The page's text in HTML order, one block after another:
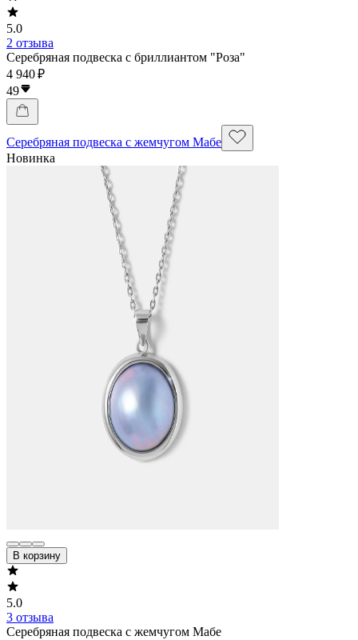
5.0
2 отзыва
Серебряная подвеска с бриллиантом "Роза"
4 940 ₽
49
Серебряная подвеска с жемчугом Мабе
Новинка
В корзину
5.0
3 отзыва
Серебряная подвеска с жемчугом Мабе